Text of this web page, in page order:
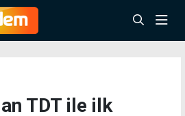
TDT ile ilk